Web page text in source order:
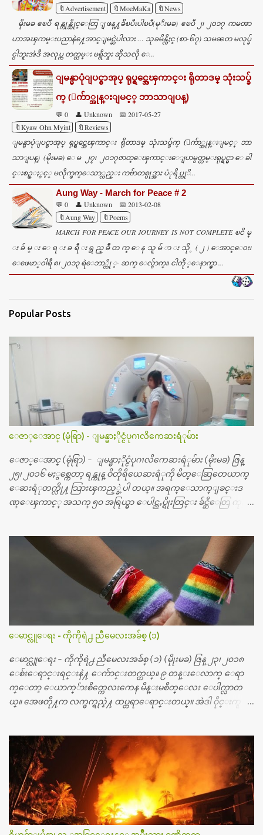
🔖Advertisement
🔖MoeMaKa
🔖News
မိုးမခ ဧၿပီ ရန္ကုန္ဆိုင္ေတြ ျဖန္႔ခ်ိၿပီးပါၿပီ(မုိးမခ) ဧၿပီ ၂၊ ၂၀၁၇ ကမၻာ
ဟာအၾကမ္းပညာနဲ႔ေအာင္ျမင္ဆဲပါလား … သုခမိန္လိႈင္ (စာ-၆၇) သမၼတ မလုပ္ခ်
င္ပါဘူးအဲဒီ အလုပ္က တက္လမ္း မရွိဘူး ဆိုသလို ေ...
ျမန္မာပုံျပင္စာအုပ္ ရုပ္ရွင္အေၾကာင္း ရိုတာဒမ္ သုံးသပ္ခ်
က္ (ေက်ာ္အုန္းျမင့္ ဘာသာျပန္)
💬 0 👤 Unknown
📅 2017-05-27
🔖Kyaw Ohn Myint
🔖Reviews
ျမန္မာပုံျပင္စာအုပ္ ရုပ္ရွင္အေၾကာင္း ရိုတာဒမ္ သုံးသပ္ခ်က္ (ေက်ာ္အုန္းျမင့္ ဘာ
သာျပန္) (မိုးမခ) ေမ ၂၇၊ ၂၀၁၇ဇာတ္ေၾကာင္းေျပာမွတ္တမ္းရုပ္ရွင္မွာ ေခါ
င္းစဥ္ႏွင့္ မလိုက္ဖက္ေသာ္လည္း ကဗ်ာတစ္ပုဒ္အား ပံုရိပ္တုိ...
Aung Way - March for Peace # 2
💬 0 👤 Unknown
📅 2013-02-08
🔖Aung Way
🔖Poems
MARCH FOR PEACE OUR JOURNEY IS NOT COMPLETE ၿငိ မ္
း ခ် မ္ း ေ ရ း ခ ရီ း ရွ ည္ ခ်ီ တ က္ ေ န သူ မ် ာ း သို ့ ( ၂ ) ေအာင္ေ၀း၊
ေဖေဖာ္၀ါရီ ၈၊ ၂၀၁၃ ရဲေဘာ္တို ့- ဆက္ ေလွ်ာက္။ ငါတို ့ေနာက္မွာ ...
Popular Posts
ေဇာ္ေအာင္ (မုံရြာ) - ျမန္မာႏိုင္ငံပုဂၢလိကေဆးရံုမ်ား
ေဇာ္ေအာင္ (မုံရြာ) - ျမန္မာႏိုင္ငံပုဂၢလိကေဆးရံုမ်ား (မိုးမခ) ဇြန္
၂၅၊ ၂၀၁၆ မႏွစ္ကေတာ့ ရန္ကုန္ ဝိတိုရိယေဆးရံုကို မိတ္ေဆြတေယာက္
ေဆးရံုတက္လို႔ သြားၾကည့္ခဲ့ပါ တယ္။ အရက္ေသာက္ျခင္းဒ
ဏ္ေၾကာင့္ အသက္ ၅၀ အရြယ္မွာ ေပါင္ညႇပ္ရိုးတြင္း ခ်င္ဆီေတြ ကုန္ခ
စၿပီး၊ အာရွေတာ္ဝင္ခြဲစိတ္ခန္းကို ငွားရမ္းခြဲစိတ္ အရိုးအစားထိုးကုပါတ
ယ္။ ေဆးစစ္၊ေဆးဝယ္၊ ခြဲစိတ္ကု၊ အရိုးအစားထိုးပစၥည္း စတဲ့စရိ
တ္ေတြနဲ႔ေဆးရံုမွာ ၂ ပတ္ေနထိုင္စရိတ္ သိန္း ၇၀ ေလာက္ ကုန္သြား
ပါတယ္။ သူငယ္ခ်င္းျဖစ္သူကို လာေတြ႔ရင္း ဟိုတယ္လို သန္႔ရွင္းသ
ပ္ရပ္တဲ့ ဝိတိုရိယေဆးရံုမွာ စီတီစကင္ နဲ႔ အမ္အာအိုင္1 စက္ခန္းကိုေ
တြ႔လို႔ေမးၾကည့္ေတာ့ တခါစမ္းရင္ က်ပ္တသိန္းေက်ာ္ က်သင့္
တယ္သိရပါတယ္။ တခါတေလ ကိုယ္လက္ေျခ၊ ဦးေႏွာက္ေတြ အေသး
စိတ္ၾကည့္လိုရင္ ဒီစက္ၾကီးေတြနဲ႔ စမ္းသပ္ရပါတယ္။ ခႏၱာကိုယ္အစိတ္ပို
င္း ကလီစာေတြကိုၾကည့္ရႈတဲ့ အာလထရာေဆာင္း2 စက္ေတြ
ကေတာ့ ေစ်းသိပ္မႀကီးလို႔ ျမန္မာျပည္ေဆးရံုတိုင္းရွိပါတယ္။
တစ္ခါစမ္းရင္ က်ပ္တစ္ေသာင္းေလာက္ က်သင့္ပါတယ္။ စာေရးသူ လြ
န္ခဲ့တဲ့ (၂)...
ေမာင္လူေရး - ကိုကိုရဲ႕ ညီမေလးအခ်စ္ (၁)
ေမာင္လူေရး - ကိုကိုရဲ႕ ညီမေလးအခ်စ္ (၁) (မိုုးမခ) ဇြန္ ၂၃၊ ၂၀၁၈
ေစ်းေရာင္းရင္းနဲ႔ ေက်ာင္းတက္တယ္။ ၉ တန္းေလာက္ ေရာ
က္ေတာ့ ေယာက္်ားစိတ္ကေလးကေန မိန္းမစိတ္ေလး ေပါက္လာတ
ယ္။ အေဖတို႔က လက္ဖက္ရည္နဲ႔ ထပ္တရာေရာင္းတယ္။ အဲဒါ ဝိုင္းကူ
တယ္။ ပန္းပန္တယ္။ မိန္းကေလး အဝတ္အစားေတြကိုလည္း ခုိးဝတ္တ
ယ္။ မိန္းမစိတ္ရွိေတာ့ ရွိေပမယ့္ ကိုယ့္ကိုယ္ကို မိန္းမစိတ္ေပါက္မွန္း
သိတာက ၉ တန္း၊ ၁၀ တန္းေလာက္ကမွ။ ညီအစ္ကို ေမာင္နွမ အားလံုး ၆
ေယာက္ရွိတယ္။ အစ္ကို ၃ ေယာက္၊ အစ္မ ႏွစ္ေယာက္။ အစ္ကိုေတြက
လည္း သူ႔ အေပါင္းအသင္းနဲ႔ သူဆိုေတာ့ အမေတြနဲ႔ဘဲ ေပါ
င္းတယ္။ ျပီးေတာ့ အေဖကလည္း ေယာက္်ားဆုိ ေယာ
က္်ားေလးလုိဘဲ ေနေစခ်င္တယ္။ အေဖ့ကို ေၾကာက္လည္း ေၾကာ